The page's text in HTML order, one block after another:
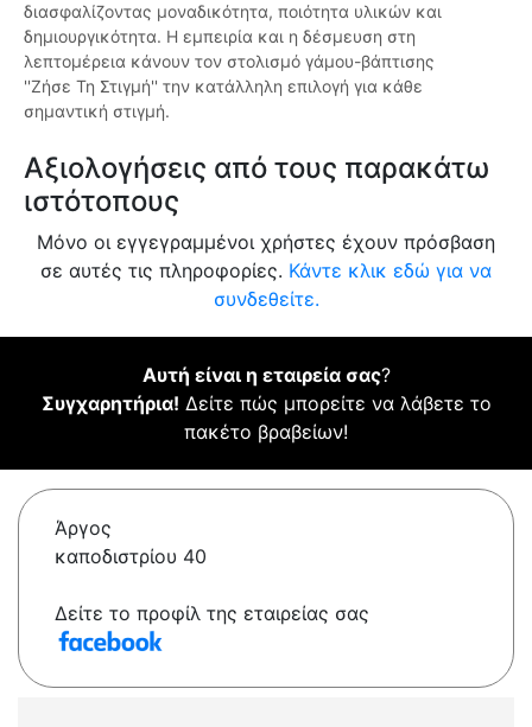
διασφαλίζοντας μοναδικότητα, ποιότητα υλικών και
δημιουργικότητα. Η εμπειρία και η δέσμευση στη
λεπτομέρεια κάνουν τον στολισμό γάμου-βάπτισης
''Ζήσε Τη Στιγμή'' την κατάλληλη επιλογή για κάθε
σημαντική στιγμή.
Αξιολογήσεις από τους παρακάτω
ιστότοπους
Μόνο οι εγγεγραμμένοι χρήστες έχουν πρόσβαση
σε αυτές τις πληροφορίες. Κάντε κλικ εδώ για να
συνδεθείτε.
Αυτή είναι η εταιρεία σας?
Συγχαρητήρια! Δείτε πώς μπορείτε να λάβετε το
πακέτο βραβείων!
Άργος
καποδιστρίου 40
Δείτε το προφίλ της εταιρείας σας